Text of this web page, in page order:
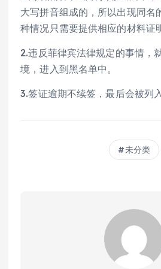
大写拼音组成的，所以出现同名
种情况只需要提供相应的材料证
2.违反菲律宾法律规定的事情，
境，进入到黑名单中。
3.签证逾期不续签，最后会被列
未分类